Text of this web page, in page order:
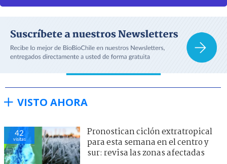
VISTO AHORA
42
visitas
Pronostican ciclón extratropical
para esta semana en el centro y
sur: revisa las zonas afectadas